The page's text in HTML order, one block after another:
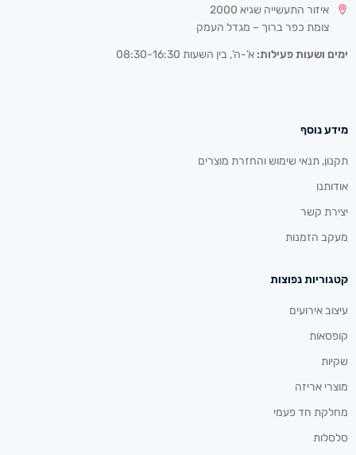
איזור התעשייה שגיא 2000
צומת כפר ברוך – מגדל העמק
ימים ושעות פעילות: א’-ה’, בין השעות 08:30-16:30
מידע נוסף
תקנון, תנאי שימוש והחזרת מוצרים
אודותנו
יצירת קשר
מעקב הזמנות
קטגוריות נפוצות
עיצוב אירועים
קופסאות
שקיות
מוצרי אריזה
מחלקת חד פעמי
סלסלות